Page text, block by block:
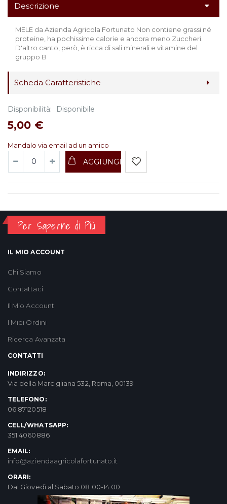
Descrizione
MELE da Azienda Agricola Fortunato Non contiene grassi né
proteine, ha pochissime calorie e ancora meno Zuccheri.
D'altro canto, però, è ricca di sali minerali e vitamine del
gruppo B
Scheda Caratteristiche
Disponibilità: Disponibile
5,00 €
Mandalo via email ad un amico
AGGIUNGI
Per Saperne di Più
IL MIO ACCOUNT
Chi Siamo
Contattaci
Il Mio Account
I Miei Ordini
Ricerca Avanzata
CONTATTI
INDIRIZZO:
Via della Marcigliana 532, Roma, 00139
TELEFONO:
06 87120518
CELL/WHATSAPP:
351 4060886
EMAIL:
info@aziendaagricolafortunato.it
ORARI:
Dal Giovedì al Sabato 08.00-14.00